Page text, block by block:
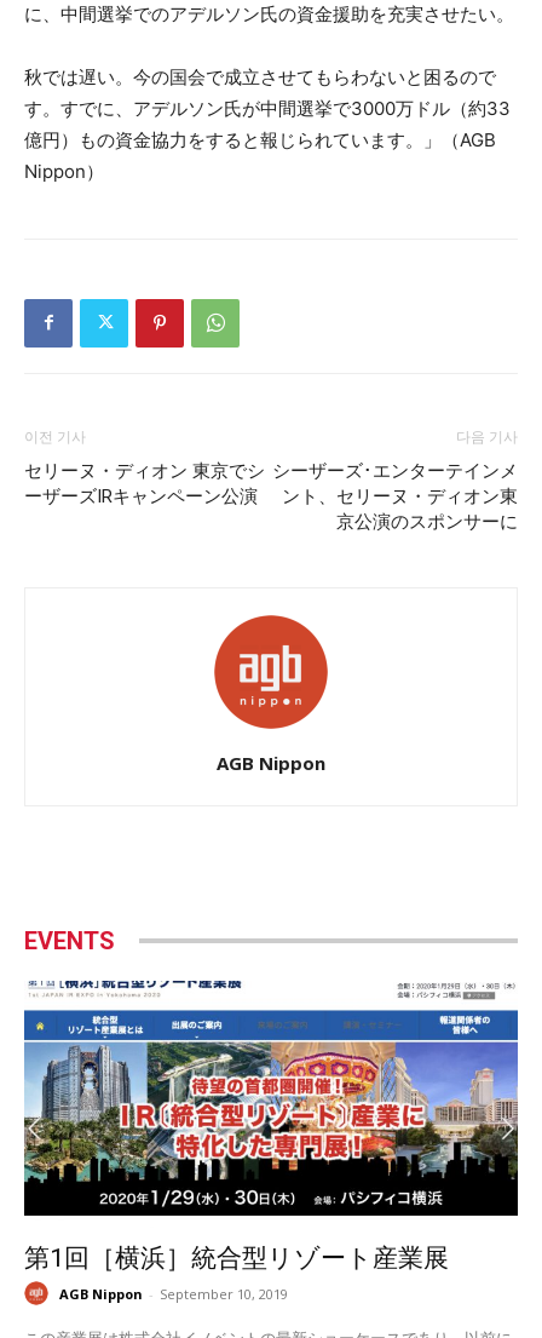
に、中間選挙でのアデルソン氏の資金援助を充実させたい。
秋では遅い。今の国会で成立させてもらわないと困るので
す。すでに、アデルソン氏が中間選挙で3000万ドル（約33
億円）もの資金協力をすると報じられています。」（AGB
Nippon）
이전 기사
セリーヌ・ディオン 東京でシ
ーザーズIRキャンペーン公演
다음 기사
シーザーズ･エンターテインメ
ント、セリーヌ・ディオン東
京公演のスポンサーに
AGB Nippon
EVENTS
第1回［横浜］統合型リゾート産業展
AGB Nippon - September 10, 2019